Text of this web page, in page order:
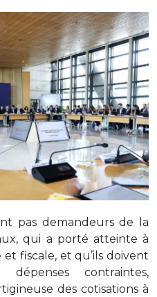
pas demandeurs de la
qui a porté atteinte à
fiscale, et qu’ils doivent
contraintes,
des cotisations à